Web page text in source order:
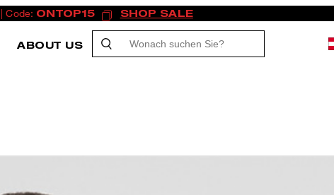
| Code: ONTOP15 SHOP SALE
ABOUT US